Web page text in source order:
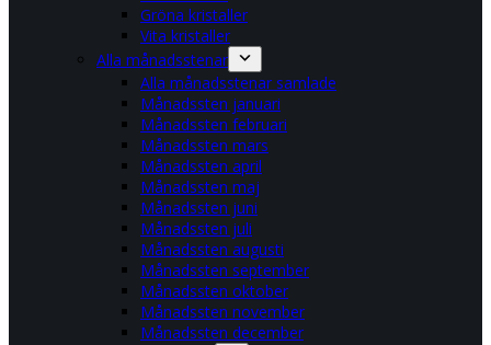
Gröna kristaller
Vita kristaller
Alla månadsstenar
Alla månadsstenar samlade
Månadssten januari
Månadssten februari
Månadssten mars
Månadssten april
Månadssten maj
Månadssten juni
Månadssten juli
Månadssten augusti
Månadssten september
Månadssten oktober
Månadssten november
Månadssten december